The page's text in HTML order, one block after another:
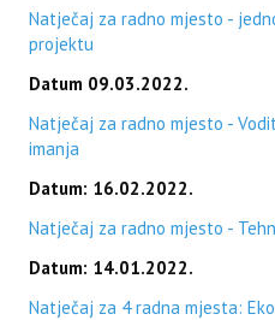
Natječaj za radno mjesto -
projektu
Datum 09.03.2022.
Natječaj za radno mjesto -
imanja
Datum: 16.02.2022.
Natječaj za radno mjesto -
Datum: 14.01.2022.
Natječaj za 4 radna mjesta: